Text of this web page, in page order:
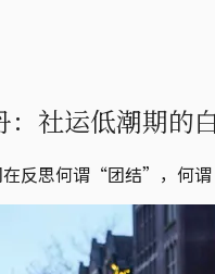
社运低潮期的
在反思何谓“团结”，何